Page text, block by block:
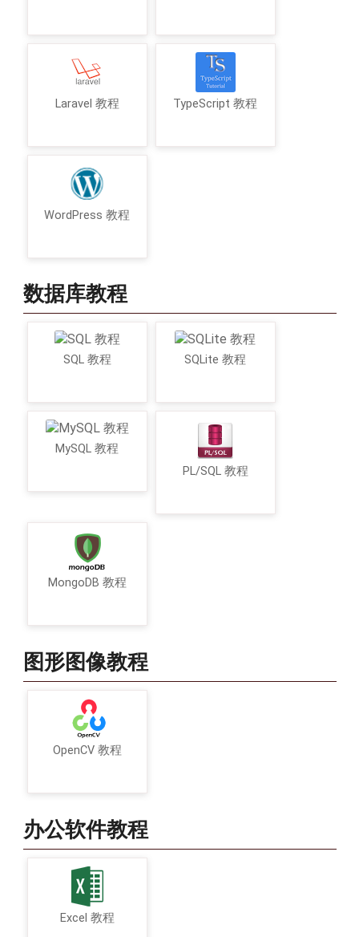
Laravel 教程 TypeScript 教程
WordPress 教程
数据库教程
SQL 教程 SQLite 教程
MySQL 教程
PL/SQL 教程
MongoDB 教程
图形图像教程
OpenCV 教程
办公软件教程
Excel 教程